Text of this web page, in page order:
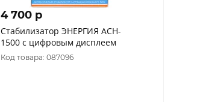
4 700 p
Cтабилизатор ЭНЕРГИЯ АСН-
1500 с цифровым дисплеем
Код товара: 087096